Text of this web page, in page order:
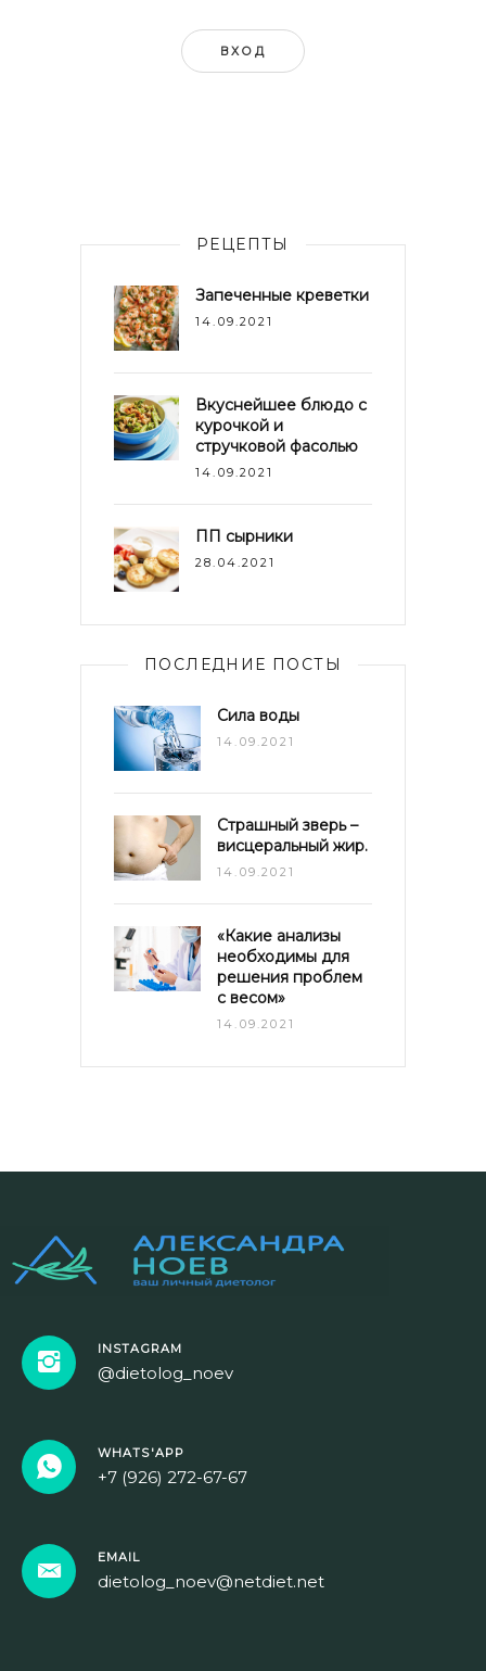
ВХОД
РЕЦЕПТЫ
Запеченные креветки
14.09.2021
Вкуснейшее блюдо с
курочкой и
стручковой фасолью
14.09.2021
ПП сырники
28.04.2021
ПОСЛЕДНИЕ ПОСТЫ
Сила воды
14.09.2021
Страшный зверь –
висцеральный жир.
14.09.2021
«Какие анализы
необходимы для
решения проблем
с весом»
14.09.2021
INSTAGRAM
@dietolog_noev
WHATS'APP
+7 (926) 272-67-67
EMAIL
dietolog_noev@netdiet.net